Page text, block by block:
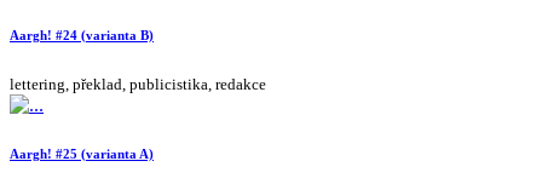
Aargh! #24 (varianta B)
lettering, překlad, publicistika, redakce
Aargh! #25 (varianta A)